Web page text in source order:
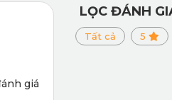
giá
LỌC ĐÁNH
Tất cả 5